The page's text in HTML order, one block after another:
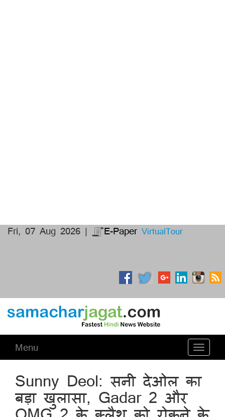
Fri, 07 Aug 2026 | E-Paper VirtualTour
Toggle
Menu
Sunny Deol: सनी देओल का
बड़ा खुलासा, Gadar 2 और